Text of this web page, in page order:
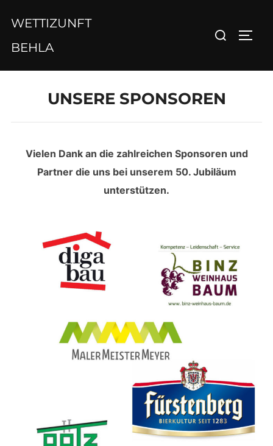
Inhalt
springen
WETTIZUNFT
BEHLA
Suchen
UNSERE SPONSOREN
Vielen Dank an die zahlreichen Sponsoren und
Partner die uns bei unserem 50. Jubiläum
unterstützen.